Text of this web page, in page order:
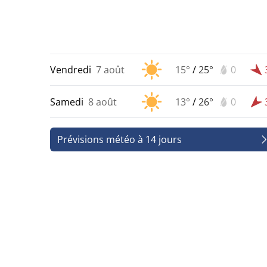
Vendredi 7 août 15° /25° 0
Samedi 8 août 13° /26° 0
Prévisions météo à 14 jours